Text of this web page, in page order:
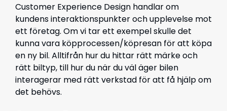
Customer Experience Design handlar om
kundensinteraktionspunkter och upplevelse mot
ett företag. Om vi tar ett exempel skulle det
kunna vara köpprocessen/köpresan för att köpa
en ny bil. Alltifrån hur du hittar rätt märke och
rätt biltyp, till hur du när du väl äger bilen
interagerar med rätt verkstad för att få hjälp om
det behövs.